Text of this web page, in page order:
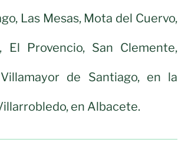
Las Mesas, Mota del Cuervo,
El Provencio, San Clemente,
de Santiago, en la
en Albacete.